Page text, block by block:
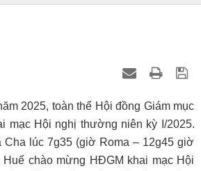
2025, toàn thể Hội đồng Giám mục
mạc Hội nghị thường niên kỳ I/2025.
lúc 7g35 (giờ Roma – 12g45 giờ
chào mừng HĐGM khai mạc Hội